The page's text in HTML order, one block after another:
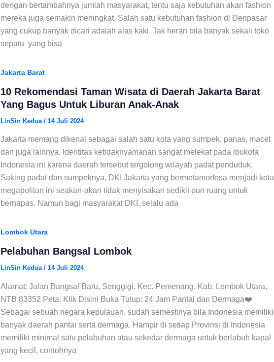
dengan bertambahnya jumlah masyarakat, tentu saja kebutuhan akan fashion
mereka juga semakin meningkat. Salah satu kebutuhan fashion di Denpasar
yang cukup banyak dicari adalah alas kaki. Tak heran bila banyak sekali toko
sepatu yang bisa
Jakarta Barat
10 Rekomendasi Taman Wisata di Daerah Jakarta Barat
Yang Bagus Untuk Liburan Anak-Anak
LinSin Kedua / 14 Juli 2024
Jakarta memang dikenal sebagai salah satu kota yang sumpek, panas, macet
dan juga lainnya. Identitas ketidaknyamanan sangat melekat pada ibukota
Indonesia ini karena daerah tersebut tergolong wilayah padat penduduk.
Saking padat dan sumpeknya, DKI Jakarta yang bermetamorfosa menjadi kota
megapolitan ini seakan-akan tidak menyisakan sedikit pun ruang untuk
bernapas. Namun bagi masyarakat DKI, selalu ada
Lombok Utara
Pelabuhan Bangsal Lombok
LinSin Kedua / 14 Juli 2024
Alamat: Jalan Bangsal Baru, Senggigi, Kec. Pemenang, Kab. Lombok Utara,
NTB 83352 Peta: Klik Disini Buka Tutup: 24 Jam Pantai dan Dermaga❤️
Sebagai sebuah negara kepulauan, sudah semestinya bila Indonesia memiliki
banyak daerah pantai serta dermaga. Hampir di setiap Provinsi di Indonesia
memiliki minimal satu pelabuhan atau sekedar dermaga untuk berlabuh kapal
yang kecil, contohnya